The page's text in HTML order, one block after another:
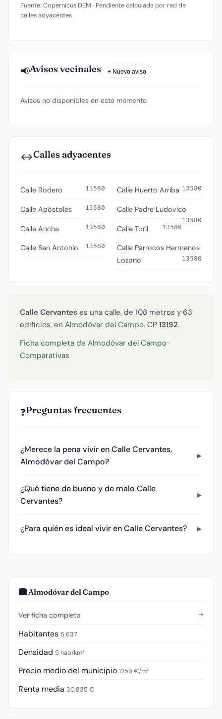
Fuente: Copernicus DEM · Pendiente calculada por red de
calles adyacentes
📢Avisos vecinales + Nuevo aviso
Avisos no disponibles en este momento.
↔️Calles adyacentes
Calle Rodero 13580
Calle Apóstoles 13580
Calle Ancha 13580
Calle San Antonio 13580
Calle Huerto Arriba 13580
Calle Padre Ludovico
13580
Calle Toril 13580
Calle Parrocos Hermanos
Lozano
13580
Calle Cervantes es una calle, de 108 metros y 63
edificios, en Almodóvar del Campo. CP 13192.
Ficha completa de Almodóvar del Campo ·
Comparativas
❓Preguntas frecuentes
¿Merece la pena vivir en Calle Cervantes,
Almodóvar del Campo?
¿Qué tiene de bueno y de malo Calle
Cervantes?
¿Para quién es ideal vivir en Calle Cervantes?
🏙️ Almodóvar del Campo
Ver ficha completa →
Habitantes 5.637
Densidad 5 hab/km²
Precio medio del municipio 1256 €/m²
Renta media 30.835 €